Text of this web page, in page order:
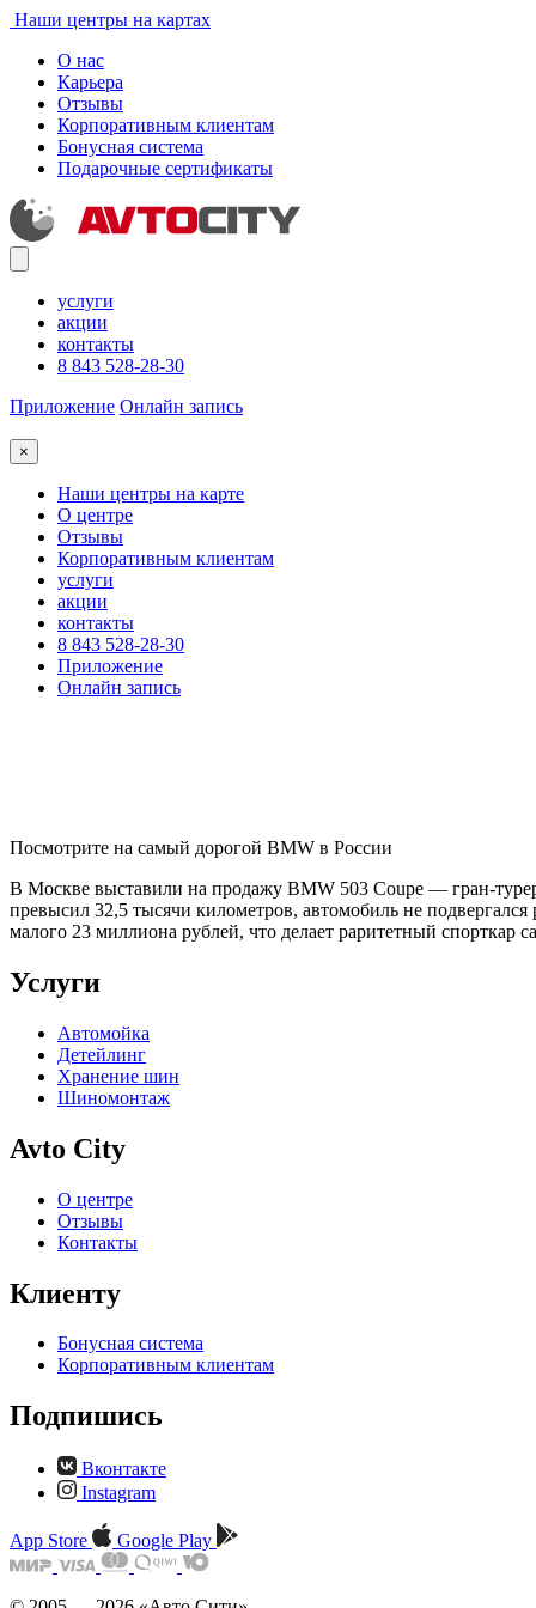
Наши центры на картах
О нас
Карьера
Отзывы
Корпоративным клиентам
Бонусная система
Подарочные сертификаты
услуги
акции
контакты
8 843 528-28-30
Приложение Онлайн запись
×
Наши центры на карте
О центре
Отзывы
Корпоративным клиентам
услуги
акции
контакты
8 843 528-28-30
Приложение
Онлайн запись
Посмотрите на самый дорогой BMW в России
В Москве выставили на продажу BMW 503 Coupe — гран-
превысил 32,5 тысячи километров, автомобиль не подвергался
малого 23 миллиона рублей, что делает раритетный спорткар
Услуги
Автомойка
Детейлинг
Хранение шин
Шиномонтаж
Avto City
О центре
Отзывы
Контакты
Клиенту
Бонусная система
Корпоративным клиентам
Подпишись
Вконтакте
Instagram
App Store Google Play